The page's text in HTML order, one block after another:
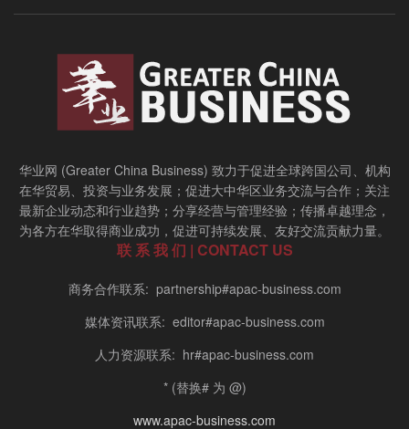
华业网 (Greater China Business) 致力于促进全球跨国公司、机构
在华贸易、投资与业务发展；促进大中华区业务交流与合作；关注
最新企业动态和行业趋势；分享经营与管理经验；传播卓越理念，
为各方在华取得商业成功，促进可持续发展、友好交流贡献力量。
联 系 我 们 | CONTACT US
商务合作联系: partnership#apac-business.com
媒体资讯联系: editor#apac-business.com
人力资源联系: hr#apac-business.com
* (替换# 为 @)
www.apac-business.com